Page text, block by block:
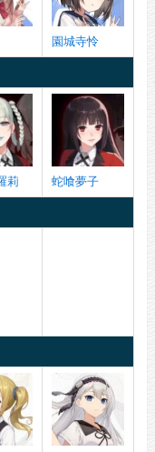
園城寺怜
莉 蛇喰夢子